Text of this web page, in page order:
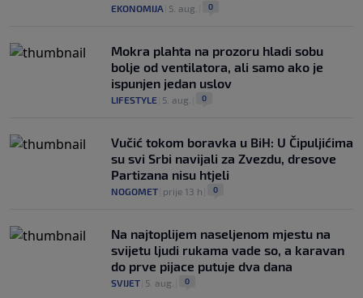
EKONOMIJA 5. aug. 0
Mokra plahta na prozoru hladi sobu
bolje od ventilatora, ali samo ako je
ispunjen jedan uslov
LIFESTYLE 5. aug. 0
Vučić tokom boravka u BiH: U Čipuljićima
su svi Srbi navijali za Zvezdu, dresove
Partizana nisu htjeli
NOGOMET prije 13 h 0
Na najtoplijem naseljenom mjestu na
svijetu ljudi rukama vade so, a karavan
do prve pijace putuje dva dana
SVIJET 5. aug. 0